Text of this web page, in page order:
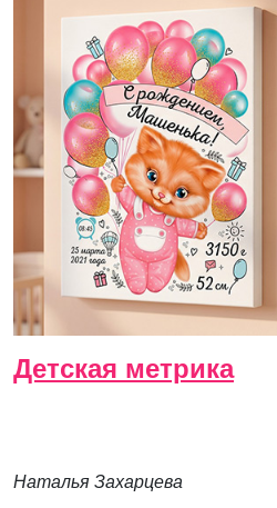
Детская метрика
Наталья Захарцева